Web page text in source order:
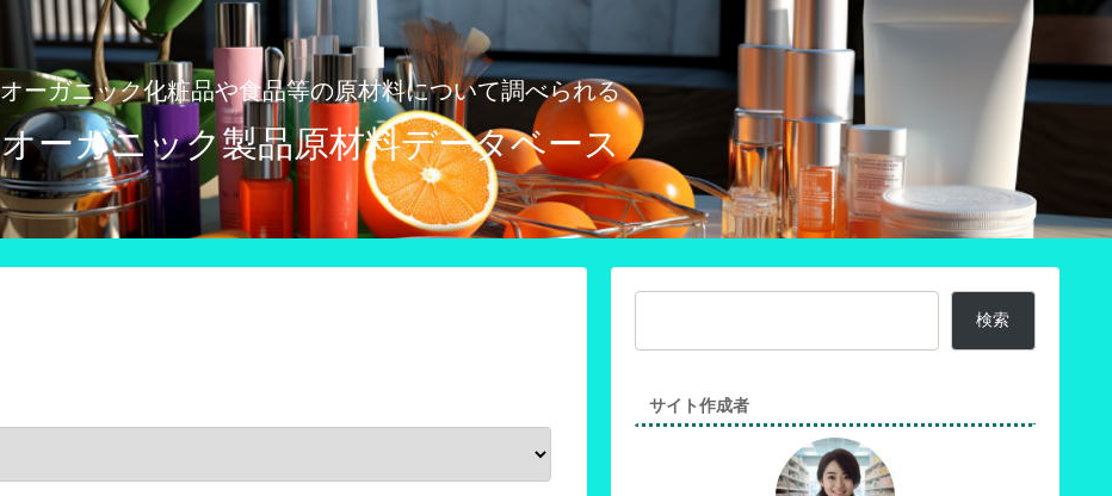
オーガニック化粧品や食品等の原材料について調べられる
オーガニック製品原材料データベース
検索
サイト作成者